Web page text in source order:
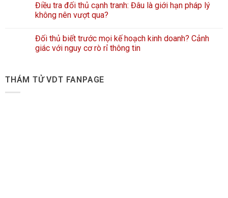
Điều tra đối thủ cạnh tranh: Đâu là giới hạn pháp lý
không nên vượt qua?
Đối thủ biết trước mọi kế hoạch kinh doanh? Cảnh
giác với nguy cơ rò rỉ thông tin
THÁM TỬ VDT FANPAGE